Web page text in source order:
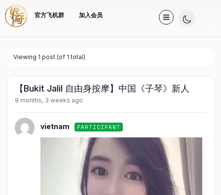
官方飞机群 加入会员
Viewing 1 post (of 1 total)
【Bukit Jalil 自由身按摩】中国《子琴》新人
9 months, 3 weeks ago
vietnam PARTICIPANT